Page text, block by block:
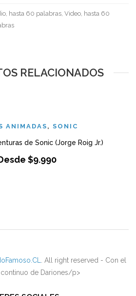
hasta 60 palabras, Video, hasta 60
RELACIONADOS
ANIMADAS , SONIC
de Sonic (Jorge Roig Jr.)
$9.990
. All right reserved - Con el
de Dariones/p>